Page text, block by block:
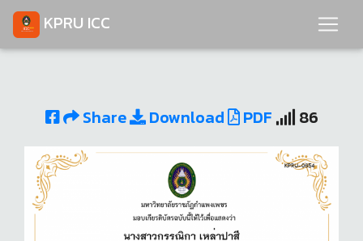
KPRU ICC
Share Download PDF 86